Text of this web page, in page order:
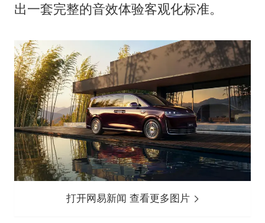
出一套完整的音效体验客观化标准。
打开网易新闻 查看更多图片